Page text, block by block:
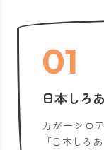
01
日本しろ
万が一シロ
「日本しろ